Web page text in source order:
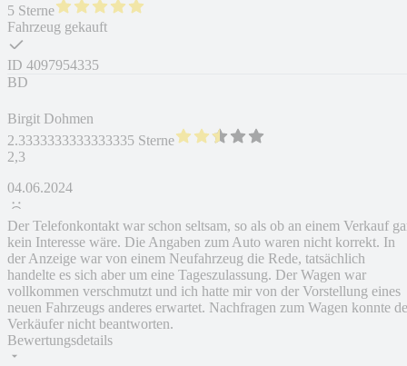
5 Sterne
Fahrzeug gekauft
ID 4097954335
BD
Birgit Dohmen
2.3333333333333335 Sterne
2,3
04.06.2024
Der Telefonkontakt war schon seltsam, so als ob an einem Verkauf
kein Interesse wäre. Die Angaben zum Auto waren nicht korrekt. In
der Anzeige war von einem Neufahrzeug die Rede, tatsächlich
handelte es sich aber um eine Tageszulassung. Der Wagen war
vollkommen verschmutzt und ich hatte mir von der Vorstellung eines
neuen Fahrzeugs anderes erwartet. Nachfragen zum Wagen konnte
Verkäufer nicht beantworten.
Bewertungsdetails